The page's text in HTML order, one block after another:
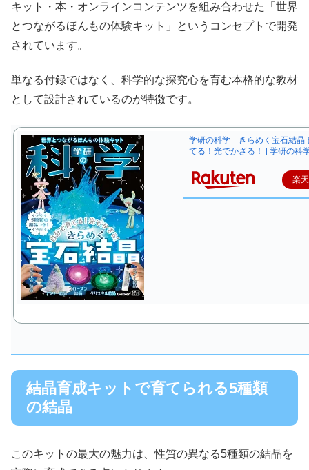
キット・本・オンラインコンテンツを組み合わせた「世界
とつながるほんもの体験キット」というコンセプトで開発
されています。
単なる付録ではなく、科学的な探究心を育む本格的な教材
として設計されているのが特徴です。
学研の科学 きらめく宝石結晶
てる！光でかざる！ [ 学研の科
楽
結晶育成キットで育てられる5種類
の結晶
このキットの最大の魅力は、性質の異なる5種類の結晶を